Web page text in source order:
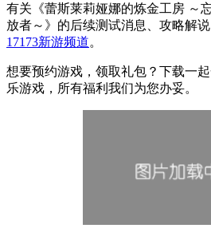
有关 《蕾斯莱莉娅娜的炼金工房 ～
放者～》 的后续测试消息、攻略解
17173新游频道。
想要预约游戏，领取礼包？下载一
乐游戏，所有福利我们为您办妥。